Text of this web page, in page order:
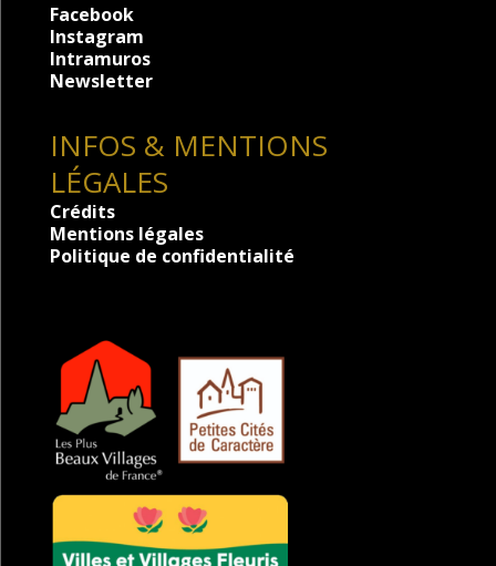
Facebook
Instagram
Intramuros
Newsletter
INFOS & MENTIONS
LÉGALES
Crédits
Mentions légales
Politique de confidentialité